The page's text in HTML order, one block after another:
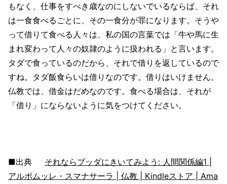
もなく、仕事をすべき歳なのにしないでいるならば、それ
は一食食べるごとに、その一食分が罪になります。そうや
って借りて食べる人々は、私の国の言葉では「牛や馬に生
まれ変わって人々の奴隷のように扱われる」と言います。
タダで食っているのだから、それで借りを返しているので
すね。タダ飯食らいは借りなのです。借りはいけません。
仏教では、借金はだめなのです。食べる場合は、それが
「借り」にならないように気をつけてください。
■出典 それならブッダにきいてみよう: 人間関係編1 |
アルボムッレ・スマナサーラ | 仏教 | Kindleストア | Ama